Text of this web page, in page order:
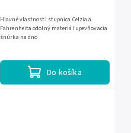
Do košíka
Hlavné vlastnosti stupnica Celzia a
Fahrenheita odolný materiál upevňovacia
šnúrka na dno